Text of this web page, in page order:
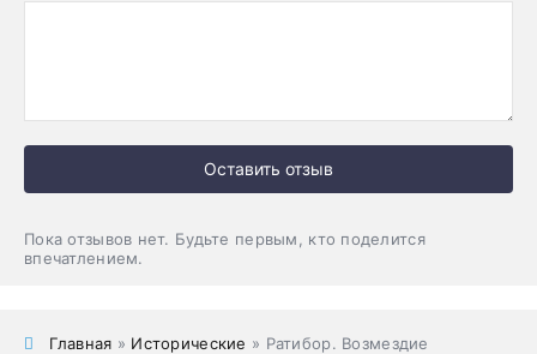
Оставить отзыв
Пока отзывов нет. Будьте первым, кто поделится
впечатлением.
Главная » Исторические » Ратибор. Возмездие